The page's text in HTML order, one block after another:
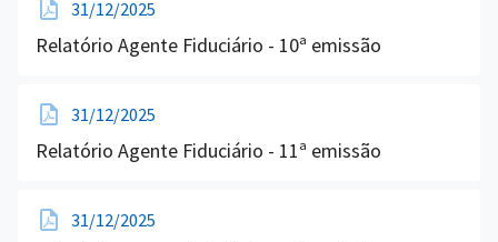
31/12/2025
Relatório Agente Fiduciário - 10ª emissão
31/12/2025
Relatório Agente Fiduciário - 11ª emissão
31/12/2025